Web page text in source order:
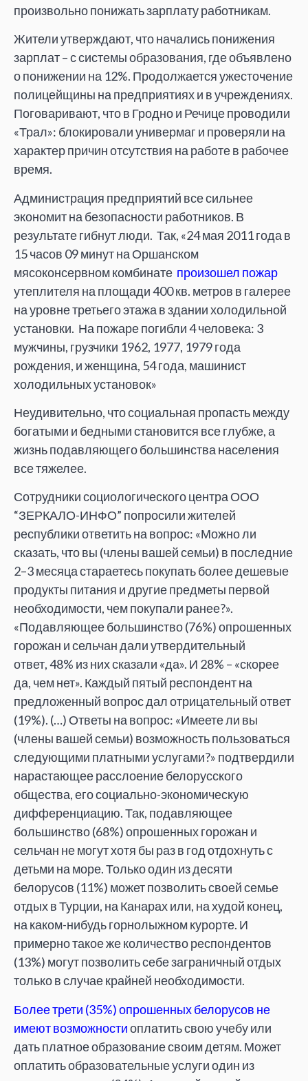
произвольно понижать зарплату работникам.
Жители утверждают, что начались понижения
зарплат – с системы образования, где объявлено
о понижении на 12%. Продолжается ужесточение
полицейщины на предприятиях и в учреждениях.
Поговаривают, что в Гродно и Речице проводили
«Трал»: блокировали универмаг и проверяли на
характер причин отсутствия на работе в рабочее
время.
Администрация предприятий все сильнее
экономит на безопасности работников. В
результате гибнут люди. Так, «24 мая 2011 года в
15 часов 09 минут на Оршанском
мясоконсервном комбинате произошел пожар
утеплителя на площади 400 кв. метров в галерее
на уровне третьего этажа в здании холодильной
установки. На пожаре погибли 4 человека: 3
мужчины, грузчики 1962, 1977, 1979 года
рождения, и женщина, 54 года, машинист
холодильных установок»
Неудивительно, что социальная пропасть между
богатыми и бедными становится все глубже, а
жизнь подавляющего большинства населения
все тяжелее.
Сотрудники социологического центра ООО
“ЗЕРКАЛО-ИНФО” попросили жителей
республики ответить на вопрос: «Можно ли
сказать, что вы (члены вашей семьи) в последние
2–3 месяца стараетесь покупать более дешевые
продукты питания и другие предметы первой
необходимости, чем покупали ранее?».
«Подавляющее большинство (76%) опрошенных
горожан и сельчан дали утвердительный
ответ, 48% из них сказали «да». И 28% – «скорее
да, чем нет». Каждый пятый респондент на
предложенный вопрос дал отрицательный ответ
(19%). (…) Ответы на вопрос: «Имеете ли вы
(члены вашей семьи) возможность пользоваться
следующими платными услугами?» подтвердили
нарастающее расслоение белорусского
общества, его социально-экономическую
дифференциацию. Так, подавляющее
большинство (68%) опрошенных горожан и
сельчан не могут хотя бы раз в год отдохнуть с
детьми на море. Только один из десяти
белорусов (11%) может позволить своей семье
отдых в Турции, на Канарах или, на худой конец,
на каком-нибудь горнолыжном курорте. И
примерно такое же количество респондентов
(13%) могут позволить себе заграничный отдых
только в случае крайней необходимости.
Более трети (35%) опрошенных белорусов не
имеют возможностиоплатить свою учебу или
дать платное образование своим детям. Может
оплатить образовательные услуги один из